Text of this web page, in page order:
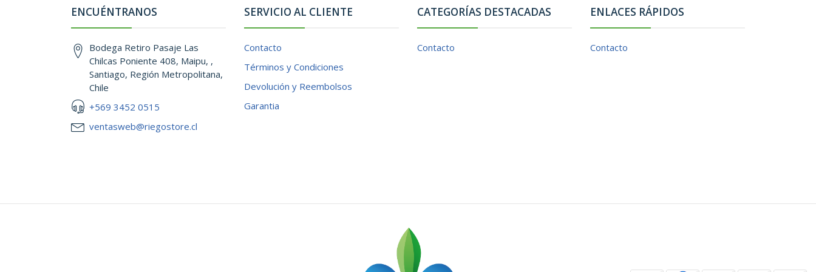
ENCUÉNTRANOS
Bodega Retiro Pasaje Las
Chilcas Poniente 408, Maipu, ,
Santiago, Región Metropolitana,
Chile
+569 3452 0515
ventasweb@riegostore.cl
SERVICIO AL CLIENTE
Contacto
Términos y Condiciones
Devolución y Reembolsos
Garantia
CATEGORÍAS DESTACADAS
Contacto
ENLACES RÁPIDOS
Contacto